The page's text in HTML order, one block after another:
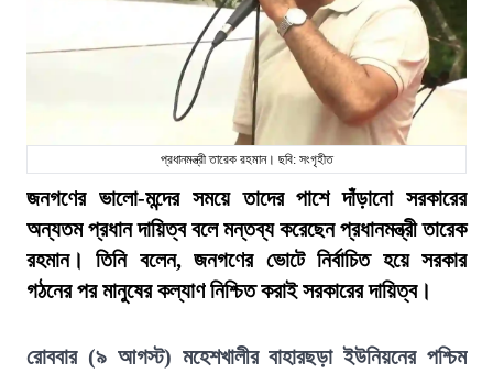
প্রধানমন্ত্রী তারেক রহমান। ছবি: সংগৃহীত
জনগণের ভালো-মন্দের সময়ে তাদের পাশে দাঁড়ানো সরকারের
অন্যতম প্রধান দায়িত্ব বলে মন্তব্য করেছেন প্রধানমন্ত্রী তারেক
রহমান। তিনি বলেন, জনগণের ভোটে নির্বাচিত হয়ে সরকার
গঠনের পর মানুষের কল্যাণ নিশ্চিত করাই সরকারের দায়িত্ব।
রোববার (৯ আগস্ট) মহেশখালীর বাহারছড়া ইউনিয়নের পশ্চিম